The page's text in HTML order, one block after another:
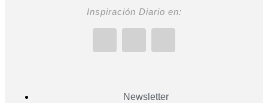
Inspiración Diario en:
Newsletter